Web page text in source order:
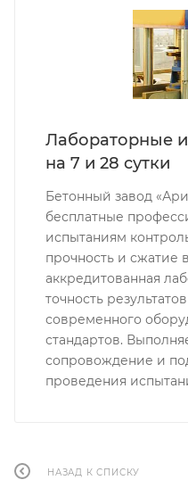
Лабораторные
на 7 и 28 сутки
Бетонный завод
бесплатные
испытаниям
прочность и
аккредитованная
точность
современного
стандартов.
сопровождение и
проведения
НАЗАД К СПИСКУ